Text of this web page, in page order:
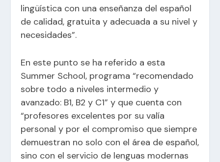
lingüística con una enseñanza del español
de calidad, gratuita y adecuada a su nivel y
necesidades”.
En este punto se ha referido a esta
Summer School, programa “recomendado
sobre todo a niveles intermedio y
avanzado: B1, B2 y C1” y que cuenta con
“profesores excelentes por su valía
personal y por el compromiso que siempre
demuestran no solo con el área de español,
sino con el servicio de lenguas modernas